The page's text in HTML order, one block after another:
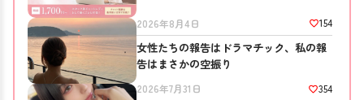
2026年8月4日 154
女性たちの報告はドラマチック、私の報
告はまさかの空振り
2026年7月31日 354